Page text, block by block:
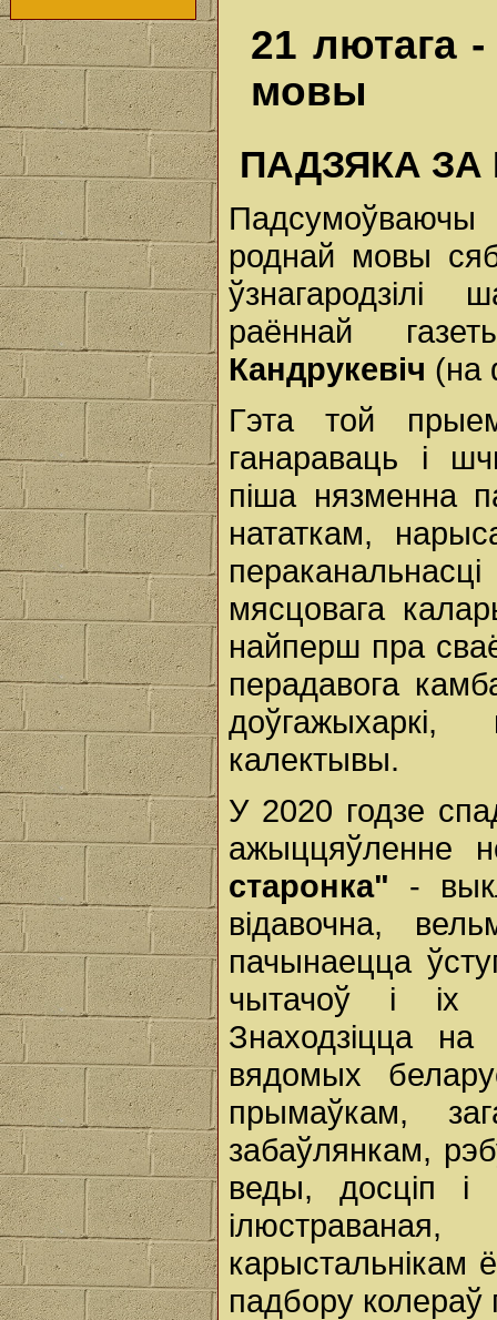
21 лютага
мовы
ПАДЗЯКА ЗА
Падсумоўваючы
роднай мовы
ўзнагародзілі
раённай
Кандрукевіч (на
Гэта той
ганараваць і
піша нязменна
нататкам,
мясцовага
найперш пра
перадавога
калектывы.
У 2020 годзе
ажыццяўленне
старонка" -
відавочна,
пачынаецца
чытачоў і іх
Знаходзіцца
вядомых
прымаўкам,
забаўлянкам,
веды, досціп і
карыстальнікам
падбору колераў